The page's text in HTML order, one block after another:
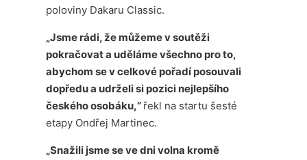
poloviny Dakaru Classic.
„Jsme rádi, že můžeme v soutěži
pokračovat a uděláme všechno pro to,
abychom se v celkové pořadí posouvali
dopředu a udrželi si pozici nejlepšího
českého osobáku,“ řekl na startu šesté
etapy Ondřej Martinec.
„Snažili jsme se ve dni volna kromě